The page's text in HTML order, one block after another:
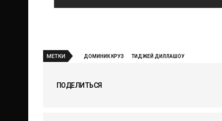
МЕТКИ ДОМИНИК КРУЗ ТИДЖЕЙ ДИЛЛАШОУ
ПОДЕЛИТЬСЯ